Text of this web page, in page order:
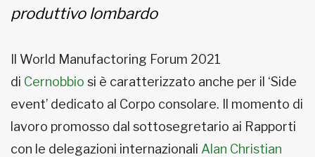
produttivo lombardo
Il World Manufactoring Forum 2021
di Cernobbio si è caratterizzato anche per il ‘Side
event’ dedicato al Corpo consolare. Il momento di
lavoro promosso dal sottosegretario ai Rapporti
con le delegazioni internazionali Alan Christian